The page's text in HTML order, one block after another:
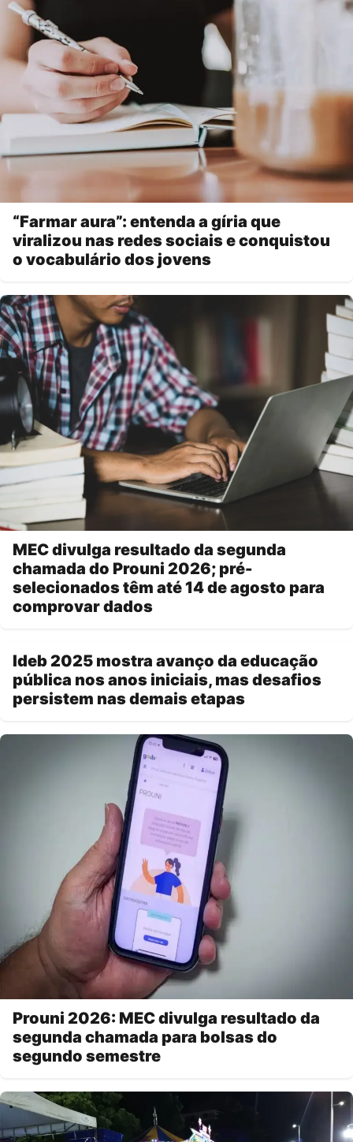
“Farmar aura”: entenda a gíria que
viralizou nas redes sociais e conquistou
o vocabulário dos jovens
MEC divulga resultado da segunda
chamada do Prouni 2026; pré-
selecionados têm até 14 de agosto para
comprovar dados
Ideb 2025 mostra avanço da educação
pública nos anos iniciais, mas desafios
persistem nas demais etapas
Prouni 2026: MEC divulga resultado da
segunda chamada para bolsas do
segundo semestre